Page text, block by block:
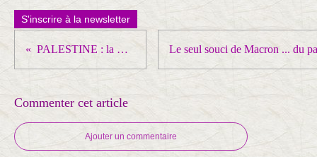
S'inscrire à la newsletter
PALESTINE : la mort à petit feu !
Commenter cet article
Ajouter un commentaire